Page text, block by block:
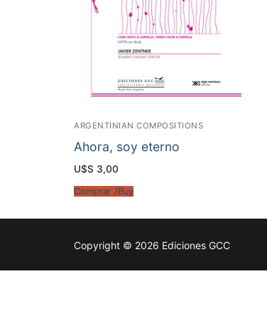
ARGENTINIAN COMPOSITIONS
Ahora, soy eterno
U$S 3,00
Comprar /Buy
Copyright © 2026 Ediciones GCC